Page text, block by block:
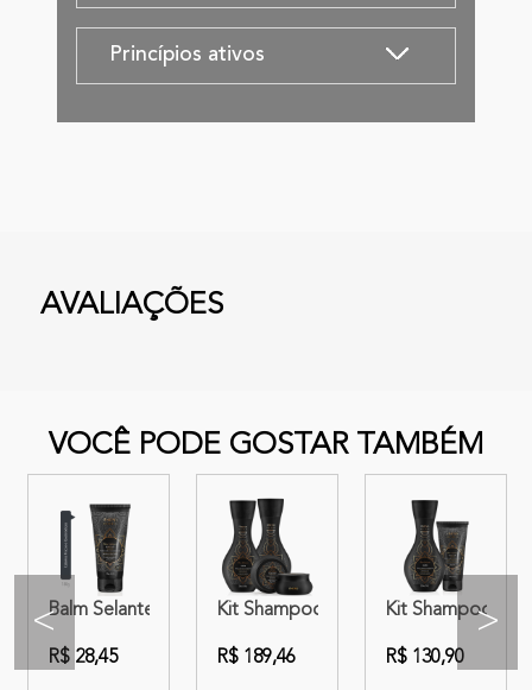
Princípios ativos
AVALIAÇÕES
VOCÊ PODE GOSTAR TAMBÉM
<
Selante | Amend Millenar Óleos Indianos
+ Balm Selante | Amend Millenar Óleos Indianos
Balm Selante Amend Millenar Óleos Indianos 180g
R$ 28,45
Kit Shampoo + Condicionador +
R$ 189,46
Kit Shampoo +
R$ 130,90
>